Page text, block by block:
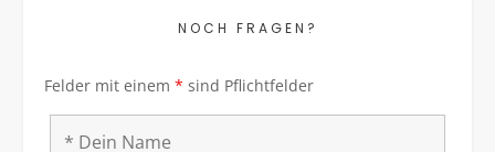
NOCH FRAGEN?
Felder mit einem * sind Pflichtfelder